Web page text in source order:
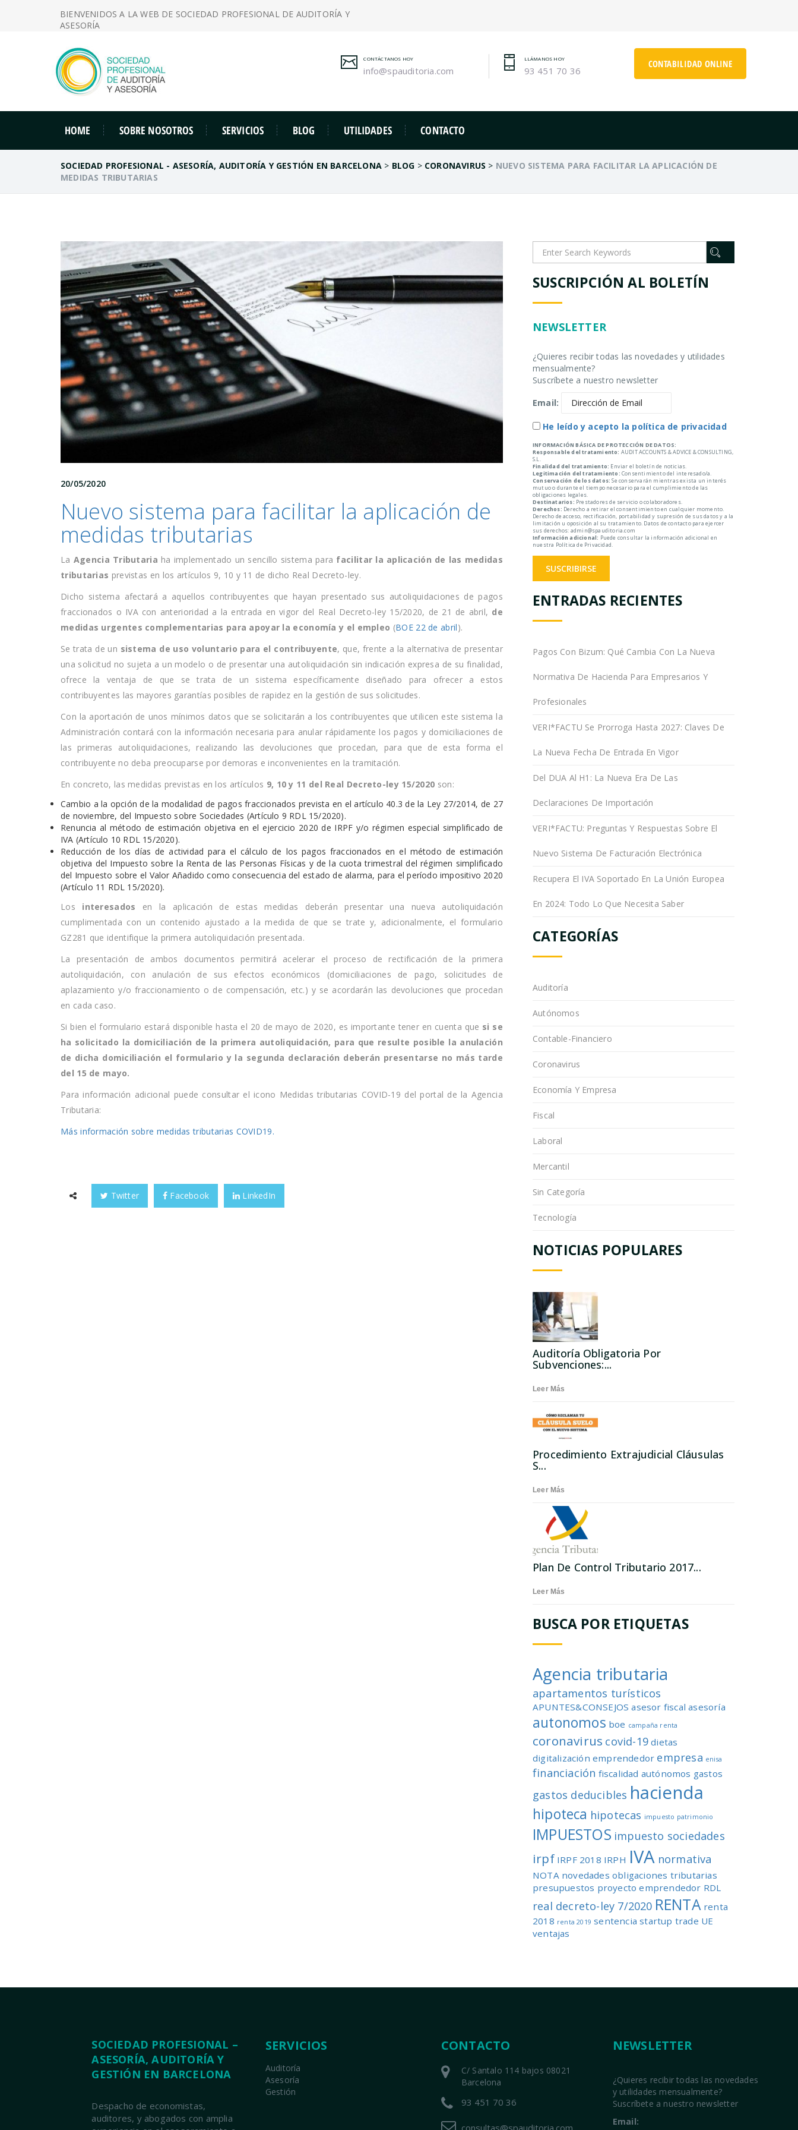
BIENVENIDOS A LA WEB DE SOCIEDAD PROFESIONAL DE AUDITORÍA Y
ASESORÍA
CONTABILIDAD ONLINE
LLÁMANOS HOY
93 451 70 36
CONTÁCTANOS HOY
info@spauditoria.com
HOME SOBRE NOSOTROS SERVICIOS BLOG UTILIDADES CONTACTO
SOCIEDAD PROFESIONAL - ASESORÍA, AUDITORÍA Y GESTIÓN EN BARCELONA > BLOG > CORONAVIRUS > NUEVO SISTEMA PARA FACILITAR LA APLICACIÓN DE
MEDIDAS TRIBUTARIAS
20/05/2020
Nuevo sistema para facilitar la aplicación de
medidas tributarias
La Agencia Tributaria ha implementado un sencillo sistema para facilitar la aplicación de las medidas
tributarias previstas en los artículos 9, 10 y 11 de dicho Real Decreto-ley.
Dicho sistema afectará a aquellos contribuyentes que hayan presentado sus autoliquidaciones de pagos
fraccionados o IVA con anterioridad a la entrada en vigor del Real Decreto-ley 15/2020, de 21 de abril, de
medidas urgentes complementarias para apoyar la economía y el empleo (BOE 22 de abril).
Se trata de un sistema de uso voluntario para el contribuyente, que, frente a la alternativa de presentar
una solicitud no sujeta a un modelo o de presentar una autoliquidación sin indicación expresa de su finalidad,
ofrece la ventaja de que se trata de un sistema específicamente diseñado para ofrecer a estos
contribuyentes las mayores garantías posibles de rapidez en la gestión de sus solicitudes.
Con la aportación de unos mínimos datos que se solicitarán a los contribuyentes que utilicen este sistema la
Administración contará con la información necesaria para anular rápidamente los pagos y domiciliaciones de
las primeras autoliquidaciones, realizando las devoluciones que procedan, para que de esta forma el
contribuyente no deba preocuparse por demoras e inconvenientes en la tramitación.
En concreto, las medidas previstas en los artículos 9, 10 y 11 del Real Decreto-ley 15/2020 son:
Cambio a la opción de la modalidad de pagos fraccionados prevista en el artículo 40.3 de la Ley 27/2014, de 27
de noviembre, del Impuesto sobre Sociedades (Artículo 9 RDL 15/2020).
Renuncia al método de estimación objetiva en el ejercicio 2020 de IRPF y/o régimen especial simplificado de
IVA (Artículo 10 RDL 15/2020).
Reducción de los días de actividad para el cálculo de los pagos fraccionados en el método de estimación
objetiva del Impuesto sobre la Renta de las Personas Físicas y de la cuota trimestral del régimen simplificado
del Impuesto sobre el Valor Añadido como consecuencia del estado de alarma, para el período impositivo 2020
(Artículo 11 RDL 15/2020).
Los interesados en la aplicación de estas medidas deberán presentar una nueva autoliquidación
cumplimentada con un contenido ajustado a la medida de que se trate y, adicionalmente, el formulario
GZ281 que identifique la primera autoliquidación presentada.
La presentación de ambos documentos permitirá acelerar el proceso de rectificación de la primera
autoliquidación, con anulación de sus efectos económicos (domiciliaciones de pago, solicitudes de
aplazamiento y/o fraccionamiento o de compensación, etc.) y se acordarán las devoluciones que procedan
en cada caso.
Si bien el formulario estará disponible hasta el 20 de mayo de 2020, es importante tener en cuenta que si se
ha solicitado la domiciliación de la primera autoliquidación, para que resulte posible la anulación
de dicha domiciliación el formulario y la segunda declaración deberán presentarse no más tarde
del 15 de mayo.
Para información adicional puede consultar el icono Medidas tributarias COVID-19 del portal de la Agencia
Tributaria:
Más información sobre medidas tributarias COVID19.
Twitter Facebook LinkedIn
SUSCRIPCIÓN AL BOLETÍN
NEWSLETTER
¿Quieres recibir todas las novedades y utilidades
mensualmente?
Suscríbete a nuestro newsletter
Email:
He leído y acepto la política de privacidad
INFORMACIÓN BÁSICA DE PROTECCIÓN DE DATOS:
Responsable del tratamiento: AUDIT ACCOUNTS & ADVICE & CONSULTING,
S.L.
Finalidad del tratamiento: Enviar el boletín de noticias.
Legitimación del tratamiento: Consentimiento del interesado/a.
Conservación de los datos: Se conservarán mientras exista un interés
mutuo o durante el tiempo necesario para el cumplimiento de las
obligaciones legales.
Destinatarios: Prestadores de servicio o colaboradores.
Derechos: Derecho a retirar el consentimiento en cualquier momento.
Derecho de acceso, rectificación, portabilidad y supresión de sus datos y a la
limitación u oposición al su tratamiento. Datos de contacto para ejercer
sus derechos: admin@spauditoria.com
Información adicional: Puede consultar la información adicional en
nuestra Política de Privacidad.
ENTRADAS RECIENTES
Pagos Con Bizum: Qué Cambia Con La Nueva
Normativa De Hacienda Para Empresarios Y
Profesionales
VERI*FACTU Se Prorroga Hasta 2027: Claves De
La Nueva Fecha De Entrada En Vigor
Del DUA Al H1: La Nueva Era De Las
Declaraciones De Importación
VERI*FACTU: Preguntas Y Respuestas Sobre El
Nuevo Sistema De Facturación Electrónica
Recupera El IVA Soportado En La Unión Europea
En 2024: Todo Lo Que Necesita Saber
CATEGORÍAS
Auditoría
Autónomos
Contable-Financiero
Coronavirus
Economía Y Empresa
Fiscal
Laboral
Mercantil
Sin Categoría
Tecnología
NOTICIAS POPULARES
Auditoría Obligatoria Por
Subvenciones:...
Leer Más
Procedimiento Extrajudicial Cláusulas
S...
Leer Más
Plan De Control Tributario 2017...
Leer Más
BUSCA POR ETIQUETAS
Agencia tributaria
apartamentos turísticos
APUNTES&CONSEJOS asesor fiscal asesoría
autonomos boe campaña renta
coronavirus covid-19 dietas
digitalización emprendedor empresa enisa
financiación fiscalidad autónomos gastos
gastos deducibles hacienda
hipoteca hipotecas impuesto patrimonio
IMPUESTOS impuesto sociedades
irpf IRPF 2018 IRPH IVA normativa
NOTA novedades obligaciones tributarias
presupuestos proyecto emprendedor RDL
real decreto-ley 7/2020 RENTA renta
2018 renta 2019 sentencia startup trade UE
ventajas
SOCIEDAD PROFESIONAL –
ASESORÍA, AUDITORÍA Y
GESTIÓN EN BARCELONA
Despacho de economistas,
auditores, y abogados con amplia
SERVICIOS
Auditoría
Asesoría
Gestión
CONTACTO
C/ Santalo 114 bajos 08021
Barcelona
93 451 70 36
NEWSLETTER
¿Quieres recibir todas las novedades
y utilidades mensualmente?
Suscríbete a nuestro newsletter
Email: